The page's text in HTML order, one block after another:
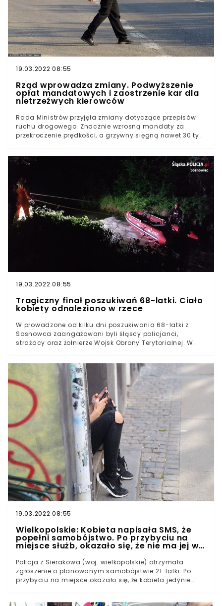
19.03.2022 08:55
Rząd wprowadza zmiany. Podwyższenie
opłat mandatowych i zaostrzenie kar dla
nietrzeźwych kierowców
Rada Ministrów przyjęła zmiany dotyczące przepisów
ruchu drogowego. Znacznie wzrosną mandaty za
przekroczenie prędkości, a grzywny sięgną nawet 30 tys.
wykroczeń na polskich drogach?
19.03.2022 08:55
Tragiczny finał poszukiwań 68-latki. Ciało
kobiety odnaleziono w rzece
W prowadzone od kilku dni poszukiwania 68-latki z
Sosnowca zaangażowani byli śląscy policjanci,
strażacy oraz żołnierze Wojsk Obrony Terytorialnej. W
poszukiwawcza 68-latki prowadzona była od 6 lipca,
gdy do Komendy Miejskiej Policji w Sosnowcu wpłynęło
zgłoszenie zaginięcia kobiety, która przebywała ze
znajomymi w okolicy Trójkąta Trzech Cesarzy.W
miniony weekend, w sobotę 3 lipca, kobieta oddaliła się
od grupy, która odpoczywała na terenach zielonych w
Sosnowcu.Od tamtej pory zaginiona nie nawiązała
kontaktu z przyjaciółmi.
19.03.2022 08:55
Wielkopolskie: Kobieta napisała SMS, że
popełni samobójstwo. Po przybyciu na
miejsce służb, okazało się, że nie ma jej w
domu
Policja z Sierakowa (woj. wielkopolskie) otrzymała
zgłoszenie o planowanym samobójstwie 21-latki. Po
przybyciu na miejsce okazało się, że kobieta jedynie